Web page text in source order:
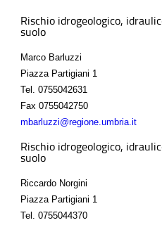
Rischio idrogeologico,
suolo
Marco Barluzzi
Piazza Partigiani 1
Tel.
0755042631
Fax 0755042750
mbarluzzi@regione.umbria.it
Rischio idrogeologico,
suolo
Riccardo Norgini
Piazza Partigiani 1
Tel.
0755044370